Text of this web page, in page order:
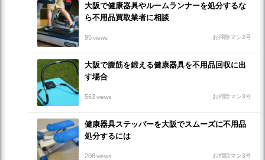
大阪で健康器具やルームランナーを処分するな
ら不用品買取業者に相談
95views お掃除マン2号
大阪で腹筋を鍛える健康器具を不用品回収に出
す場合
563views お掃除マン3号
健康器具ステッパーを大阪でスムーズに不用品
処分するには
206views お掃除マン3号